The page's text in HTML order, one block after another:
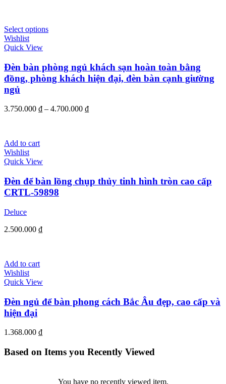
Select options
Wishlist
Quick View
Đèn bàn phòng ngủ khách sạn hoàn toàn bằng
đồng, phòng khách hiện đại, đèn bàn cạnh giường
ngủ
3.750.000 ₫ – 4.700.000 ₫
Add to cart
Wishlist
Quick View
Đèn để bàn lồng chụp thủy tinh hình tròn cao cấp
CRTL-59898
Deluce
2.500.000 ₫
Add to cart
Wishlist
Quick View
Đèn ngủ để bàn phong cách Bắc Âu đẹp, cao cấp và
hiện đại
1.368.000 ₫
Based on Items you Recently Viewed
You have no recently viewed item.